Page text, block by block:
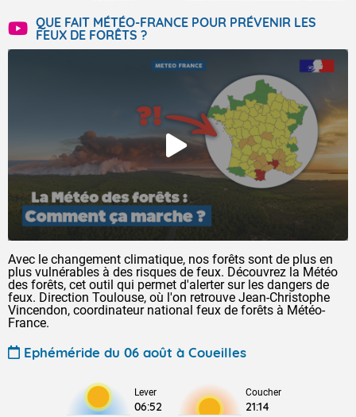
QUE FAIT MÉTÉO-FRANCE POUR PRÉVENIR LES
FEUX DE FORÊTS ?
Avec le changement climatique, nos forêts sont de plus en
plus vulnérables à des risques de feux. Découvrez la Météo
des forêts, cet outil qui permet d'alerter sur les dangers de
feux. Direction Toulouse, où l'on retrouve Jean-Christophe
Vincendon, coordinateur national feux de forêts à Météo-
France.
Ephéméride du 06 août à Coueilles
Lever
06:52
Coucher
21:14